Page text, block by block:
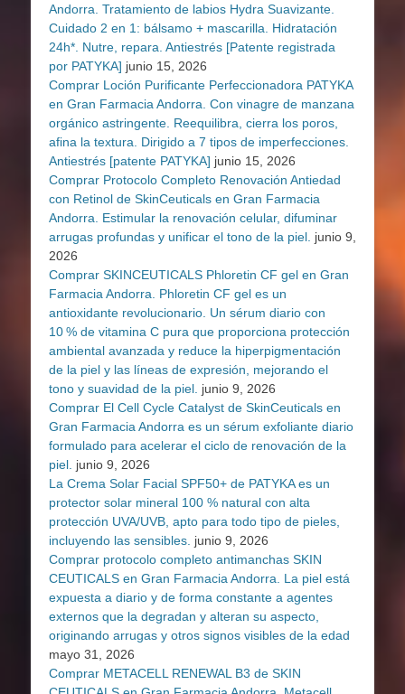
Andorra. Tratamiento de labios Hydra Suavizante.
Cuidado 2 en 1: bálsamo + mascarilla. Hidratación
24h*. Nutre, repara. Antiestrés [Patente registrada
por PATYKA] junio 15, 2026
Comprar Loción Purificante Perfeccionadora PATYKA
en Gran Farmacia Andorra. Con vinagre de manzana
orgánico astringente. Reequilibra, cierra los poros,
afina la textura. Dirigido a 7 tipos de imperfecciones.
Antiestrés [patente PATYKA] junio 15, 2026
Comprar Protocolo Completo Renovación Antiedad
con Retinol de SkinCeuticals en Gran Farmacia
Andorra. Estimular la renovación celular, difuminar
arrugas profundas y unificar el tono de la piel. junio 9,
2026
Comprar SKINCEUTICALS Phloretin CF gel en Gran
Farmacia Andorra. Phloretin CF gel es un
antioxidante revolucionario. Un sérum diario con
10 % de vitamina C pura que proporciona protección
ambiental avanzada y reduce la hiperpigmentación
de la piel y las líneas de expresión, mejorando el
tono y suavidad de la piel. junio 9, 2026
Comprar El Cell Cycle Catalyst de SkinCeuticals en
Gran Farmacia Andorra es un sérum exfoliante diario
formulado para acelerar el ciclo de renovación de la
piel. junio 9, 2026
La Crema Solar Facial SPF50+ de PATYKA es un
protector solar mineral 100 % natural con alta
protección UVA/UVB, apto para todo tipo de pieles,
incluyendo las sensibles. junio 9, 2026
Comprar protocolo completo antimanchas SKIN
CEUTICALS en Gran Farmacia Andorra. La piel está
expuesta a diario y de forma constante a agentes
externos que la degradan y alteran su aspecto,
originando arrugas y otros signos visibles de la edad
mayo 31, 2026
Comprar METACELL RENEWAL B3 de SKIN